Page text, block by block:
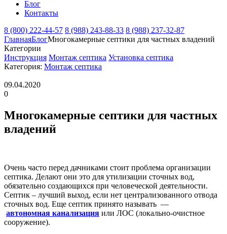
Блог
Контакты
8 (800) 222-44-57 8 (988) 243-88-33 8 (988) 237-32-87
ГлавнаяБлогМногокамерные септики для частных владений
Категории
Инструкция Монтаж септика Установка септика
Категория: Монтаж септика
09.04.2020
0
Многокамерные септики для частных
владений
Очень часто перед дачниками стоит проблема организации
септика. Делают они это для утилизации сточных вод,
обязательно создающихся при человеческой деятельности.
Септик – лучший выход, если нет централизованного отвода
сточных вод. Еще септик принято называть —
автономная канализация или ЛОС (локально-очистное
сооружение).